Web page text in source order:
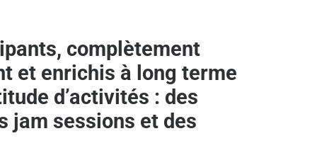
complètement
et enrichis à long terme
d’activités : des
jam sessions et des